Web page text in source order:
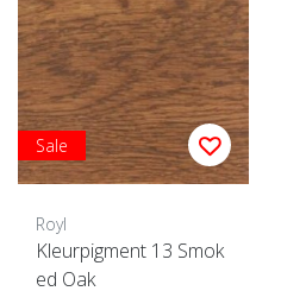
Sale
Royl
Kleurpigment 13 Smok
ed Oak